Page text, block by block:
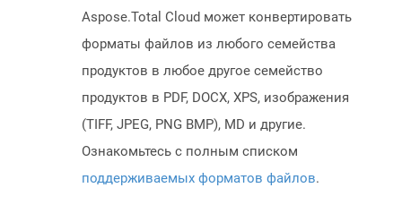
Aspose.Total Cloud может конвертировать
форматы файлов из любого семейства
продуктов в любое другое семейство
продуктов в PDF, DOCX, XPS, изображения
(TIFF, JPEG, PNG BMP), MD и другие.
Ознакомьтесь с полным списком
поддерживаемых форматов файлов.